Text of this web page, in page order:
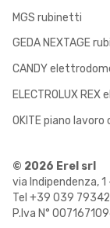
MGS rubinetti
GEDA NEXTAGE
CANDY
ELECTROLUX
OKITE piano lavoro
© 2026 Erel srl
via Indipendenza,
Tel +39 039
P.Iva N°